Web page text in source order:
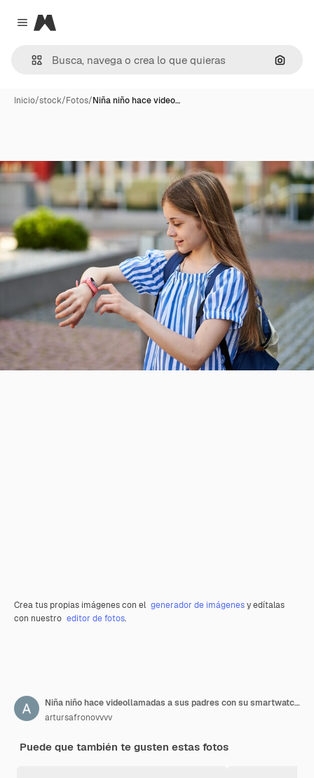
Close menu
Magnific
Inicio/stock/Fotos/Niña niño hace video…
Crea tus propias imágenes con el generador de imágenesy edítalas
con nuestro editor de fotos.
Niña niño hace videollamadas a sus padres con su smartwatch rosa cerca de la escuela.
artursafronovvvv
Puede que también te gusten estas fotos